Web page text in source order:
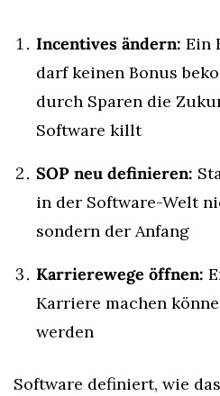
Incentives ändern: Ein
darf keinen Bonus
durch Sparen die
Software killt
SOP neu definieren:
in der Software-Welt
sondern der Anfang
Karrierewege öffnen:
Karriere machen
werden
Software definiert, wie